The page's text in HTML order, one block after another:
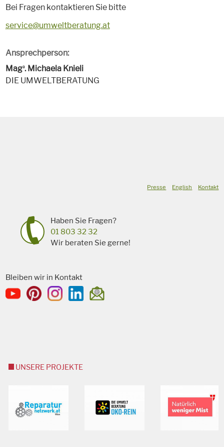
Bei Fragen kontaktieren Sie bitte
service@umweltberatung.at
Ansprechperson:
Maga. Michaela Knieli
DIE UMWELTBERATUNG
Presse English Kontakt
Haben Sie Fragen?
01 803 32 32
Wir beraten Sie gerne!
Bleiben wir in Kontakt
UNSERE PROJEKTE